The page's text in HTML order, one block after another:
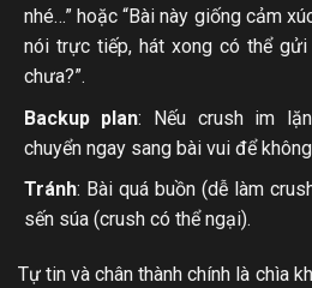
nhé…” hoặc “Bài này giống cảm
nói trực tiếp, hát xong có thể gửi
chưa?”.
Backup plan: Nếu crush im
chuyển ngay sang bài vui để
Tránh: Bài quá buồn (dễ làm
sến súa (crush có thể ngại).
Tự tin và chân thành chính là chìa